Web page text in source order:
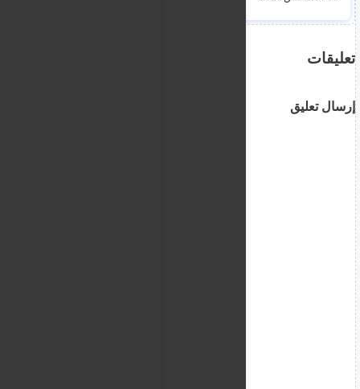
7 أشخاص فقط لكن
كان القارب يحمل 20
تعليقات
إرسال تعليق